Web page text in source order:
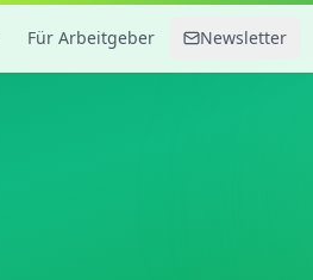
Für Arbeitgeber Newsletter